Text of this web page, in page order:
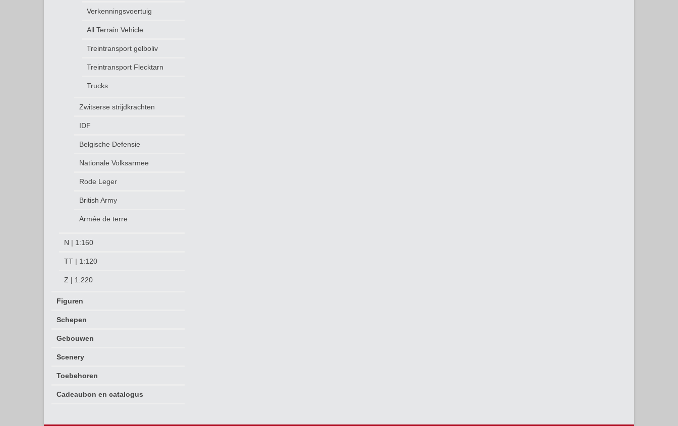
Verkenningsvoertuig
All Terrain Vehicle
Treintransport gelboliv
Treintransport Flecktarn
Trucks
Zwitserse strijdkrachten
IDF
Belgische Defensie
Nationale Volksarmee
Rode Leger
British Army
Armée de terre
N | 1:160
TT | 1:120
Z | 1:220
Figuren
Schepen
Gebouwen
Scenery
Toebehoren
Cadeaubon en catalogus